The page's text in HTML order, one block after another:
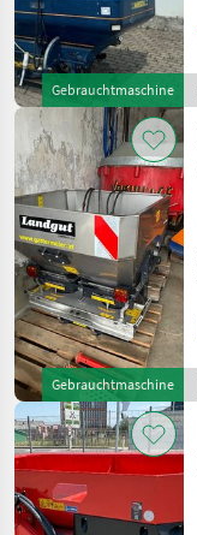
Gebrauchtmaschine
Gebrauchtmaschine